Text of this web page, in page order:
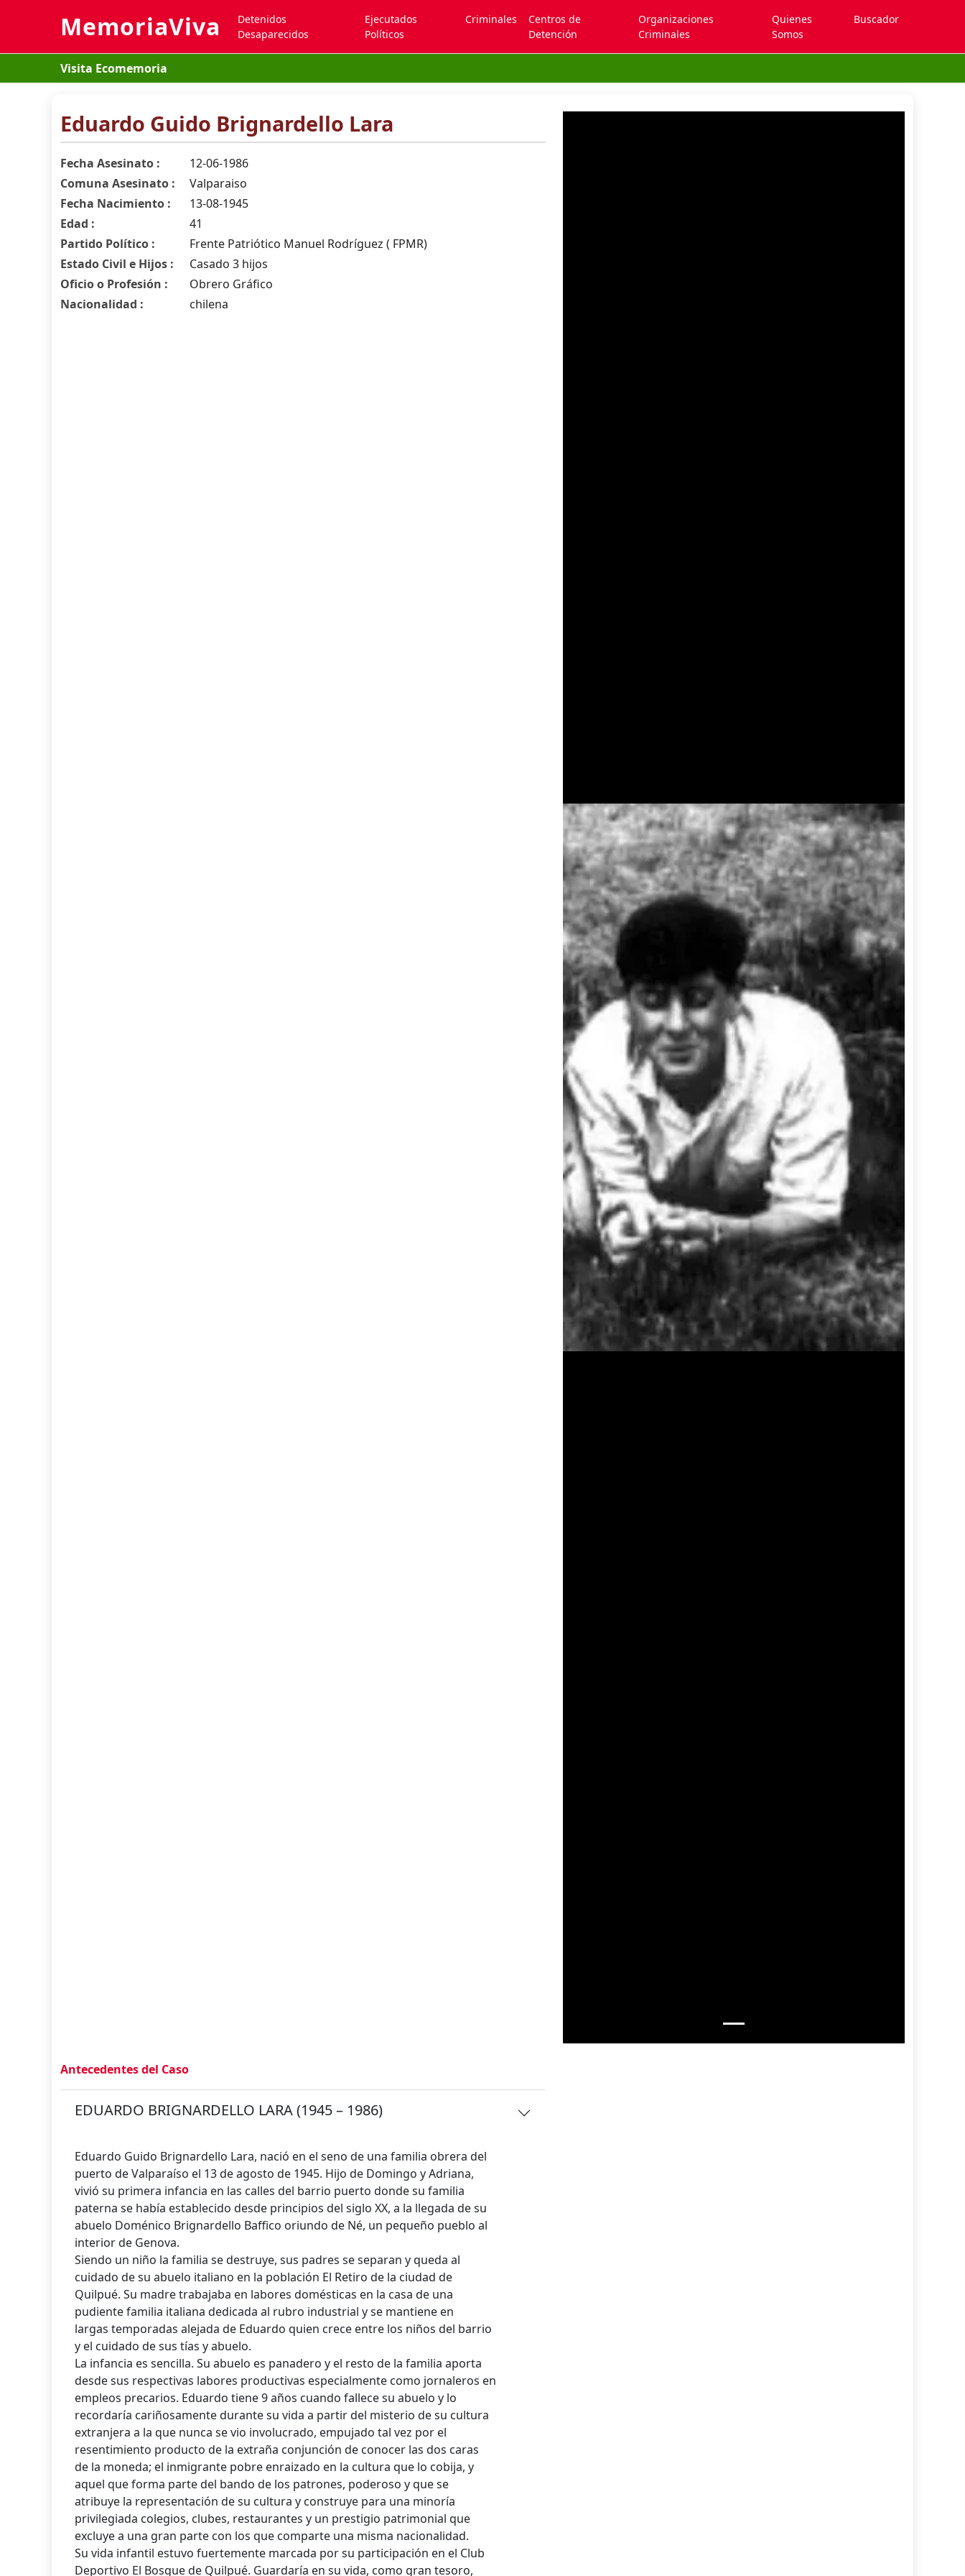
MemoriaViva
Detenidos
Desaparecidos
Ejecutados
Políticos
Criminales
Centros de
Detención
Organizaciones
Criminales
Quienes
Somos
Buscador
Visita Ecomemoria
Eduardo Guido Brignardello Lara
Fecha Asesinato :
12-06-1986
Comuna Asesinato :
Valparaiso
Fecha Nacimiento :
13-08-1945
Edad :
41
Partido Político :
Frente Patriótico Manuel Rodríguez ( FPMR)
Estado Civil e Hijos :
Casado 3 hijos
Oficio o Profesión :
Obrero Gráfico
Nacionalidad :
chilena
Antecedentes del Caso
EDUARDO BRIGNARDELLO LARA (1945 – 1986)
Eduardo Guido Brignardello Lara, nació en el seno de una familia obrera del
puerto de Valparaíso el 13 de agosto de 1945. Hijo de Domingo y Adriana,
vivió su primera infancia en las calles del barrio puerto donde su familia
paterna se había establecido desde principios del siglo XX, a la llegada de su
abuelo Doménico Brignardello Baffico oriundo de Né, un pequeño pueblo al
interior de Genova.
Siendo un niño la familia se destruye, sus padres se separan y queda al
cuidado de su abuelo italiano en la población El Retiro de la ciudad de
Quilpué. Su madre trabajaba en labores domésticas en la casa de una
pudiente familia italiana dedicada al rubro industrial y se mantiene en
largas temporadas alejada de Eduardo quien crece entre los niños del barrio
y el cuidado de sus tías y abuelo.
La infancia es sencilla. Su abuelo es panadero y el resto de la familia aporta
desde sus respectivas labores productivas especialmente como jornaleros en
empleos precarios. Eduardo tiene 9 años cuando fallece su abuelo y lo
recordaría cariñosamente durante su vida a partir del misterio de su cultura
extranjera a la que nunca se vio involucrado, empujado tal vez por el
resentimiento producto de la extraña conjunción de conocer las dos caras
de la moneda; el inmigrante pobre enraizado en la cultura que lo cobija, y
aquel que forma parte del bando de los patrones, poderoso y que se
atribuye la representación de su cultura y construye para una minoría
privilegiada colegios, clubes, restaurantes y un prestigio patrimonial que
excluye a una gran parte con los que comparte una misma nacionalidad.
Su vida infantil estuvo fuertemente marcada por su participación en el Club
Deportivo El Bosque de Quilpué. Guardaría en su vida, como gran tesoro,